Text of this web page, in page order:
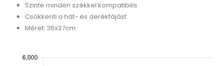
Szinte minden székkel kompatibilis
Csökkenti a hát- és derékfájást
Méret: 35x37cm